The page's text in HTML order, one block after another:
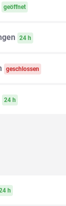
geöffnet
24 h
geschlossen
24 h
h